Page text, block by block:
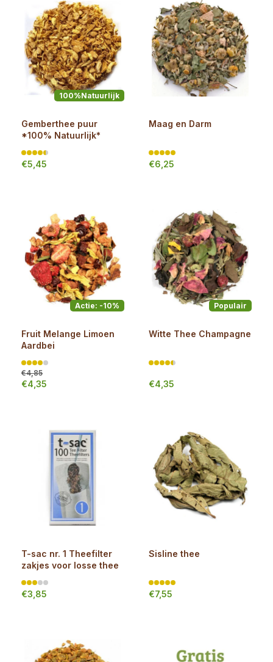
100%Natuurlijk
Gemberthee puur
*100% Natuurlijk*
€5,45
Maag en Darm
€6,25
Actie: -10%
Fruit Melange Limoen
Aardbei
€4,85
€4,35
Populair
Witte Thee Champagne
€4,35
T-sac nr. 1 Theefilter
zakjes voor losse thee
€3,85
Sisline thee
€7,55